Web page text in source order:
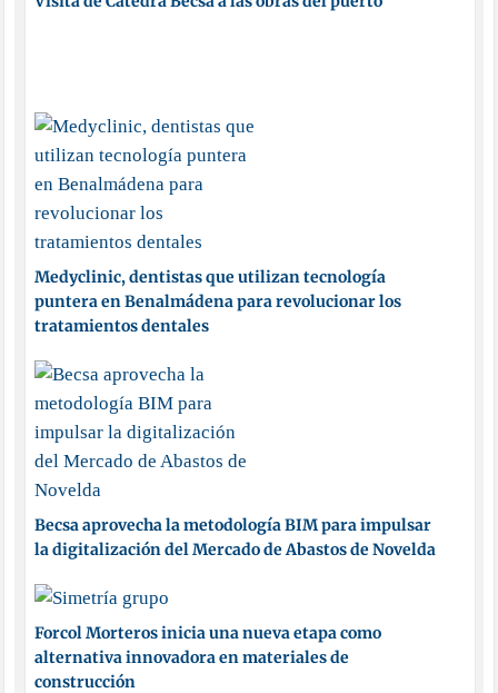
Medyclinic, dentistas que utilizan tecnología
puntera en Benalmádena para revolucionar los
tratamientos dentales
Becsa aprovecha la metodología BIM para impulsar
la digitalización del Mercado de Abastos de Novelda
Forcol Morteros inicia una nueva etapa como
alternativa innovadora en materiales de
construcción